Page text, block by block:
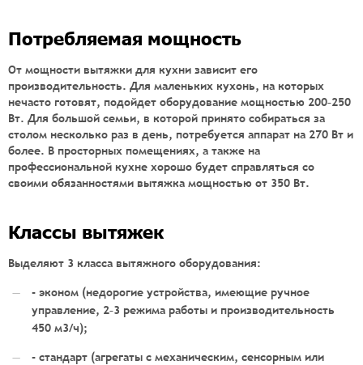
Потребляемая мощность
От мощности вытяжки для кухни зависит его
производительность. Для маленьких кухонь, на которых
нечасто готовят, подойдет оборудование мощностью 200–250
Вт. Для большой семьи, в которой принято собираться за
столом несколько раз в день, потребуется аппарат на 270 Вт и
более. В просторных помещениях, а также на
профессиональной кухне хорошо будет справляться со
своими обязанностями вытяжка мощностью от 350 Вт.
Классы вытяжек
Выделяют 3 класса вытяжного оборудования:
- эконом (недорогие устройства, имеющие ручное
управление, 2–3 режима работы и производительность
450 м3/ч);
- стандарт (агрегаты с механическим, сенсорным или